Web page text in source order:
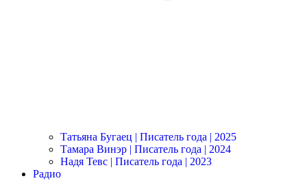
Татьяна Бугаец | Писатель года | 2025
Тамара Винэр | Писатель года | 2024
Надя Тевс | Писатель года | 2023
Радио